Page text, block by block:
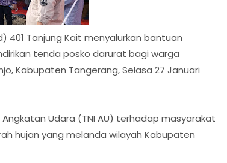
401 Tanjung Kait menyalurkan bantuan
tenda posko darurat bagi warga
Kabupaten Tangerang, Selasa 27 Januari
Udara (TNI AU) terhadap masyarakat
hujan yang melanda wilayah Kabupaten